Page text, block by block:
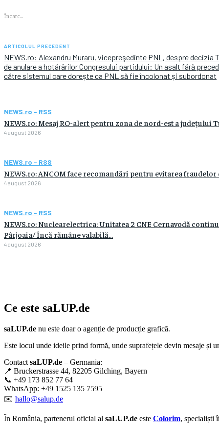
Încarc...
ARTICOLUL PRECEDENT
NEWS.ro: Alexandru Muraru, vicepreşedinte PNL, despre decizia
de anulare a hotărârilor Congresului partidului: Un asalt fără
către sistemul care doreşte ca PNL să fie încolonat şi subordonat
NEWS.ro - RSS
NEWS.ro: Mesaj RO-alert pentru zona de nord-est a
4 august 2026
NEWS.ro - RSS
NEWS.ro: ANCOM face recomandări pentru evitarea
4 august 2026
NEWS.ro - RSS
NEWS.ro: Nuclearelectrica: Unitatea 2 CNE Cernavodă
Pârjoaia/ Încă rămâne valabilă...
4 august 2026
Ce este saLUP.de
saLUP.de nu este doar o agenție de producție grafică.
Este locul unde ideile prind formă, unde suprafețele devin mesaje și
Contact saLUP.de – Germania:
📍 Bruckerstrasse 44, 82205 Gilching, Bayern
📞 +49 173 852 77 64
WhatsApp: +49 1525 135 7595
✉️ hallo@salup.de
În România, partenerul oficial al saLUP.de este Colorim, specialiști